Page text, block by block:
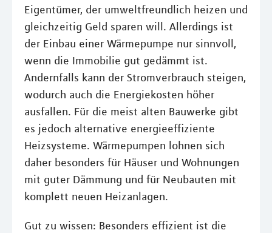
Eigentümer, der umweltfreundlich heizen und
gleichzeitig Geld sparen will. Allerdings ist
der Einbau einer Wärmepumpe nur sinnvoll,
wenn die Immobilie gut gedämmt ist.
Andernfalls kann der Stromverbrauch steigen,
wodurch auch die Energiekosten höher
ausfallen. Für die meist alten Bauwerke gibt
es jedoch alternative energieeffiziente
Heizsysteme. Wärmepumpen lohnen sich
daher besonders für Häuser und Wohnungen
mit guter Dämmung und für Neubauten mit
komplett neuen Heizanlagen.
Gut zu wissen: Besonders effizient ist die